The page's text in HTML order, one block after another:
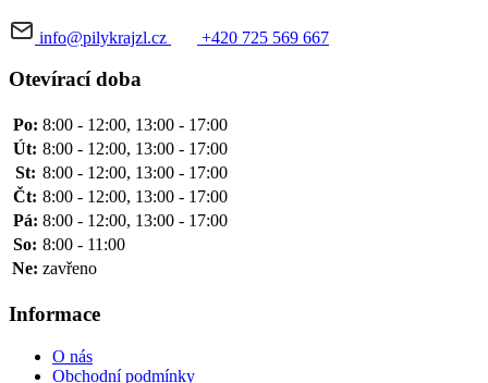
info@pilykrajzl.cz +420 725 569 667
Otevírací doba
Po: 8:00 - 12:00, 13:00 - 17:00
Út: 8:00 - 12:00, 13:00 - 17:00
St: 8:00 - 12:00, 13:00 - 17:00
Čt: 8:00 - 12:00, 13:00 - 17:00
Pá: 8:00 - 12:00, 13:00 - 17:00
So: 8:00 - 11:00
Ne: zavřeno
Informace
O nás
Obchodní podmínky